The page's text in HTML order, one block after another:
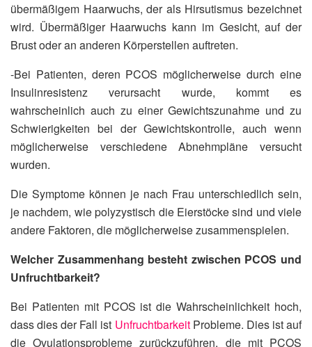
übermäßigem Haarwuchs, der als Hirsutismus bezeichnet
wird. Übermäßiger Haarwuchs kann im Gesicht, auf der
Brust oder an anderen Körperstellen auftreten.
-Bei Patienten, deren PCOS möglicherweise durch eine
Insulinresistenz verursacht wurde, kommt es
wahrscheinlich auch zu einer Gewichtszunahme und zu
Schwierigkeiten bei der Gewichtskontrolle, auch wenn
möglicherweise verschiedene Abnehmpläne versucht
wurden.
Die Symptome können je nach Frau unterschiedlich sein,
je nachdem, wie polyzystisch die Eierstöcke sind und viele
andere Faktoren, die möglicherweise zusammenspielen.
Welcher Zusammenhang besteht zwischen PCOS und
Unfruchtbarkeit?
Bei Patienten mit PCOS ist die Wahrscheinlichkeit hoch,
dass dies der Fall ist UnfruchtbarkeitProbleme. Dies ist auf
die Ovulationsprobleme zurückzuführen, die mit PCOS